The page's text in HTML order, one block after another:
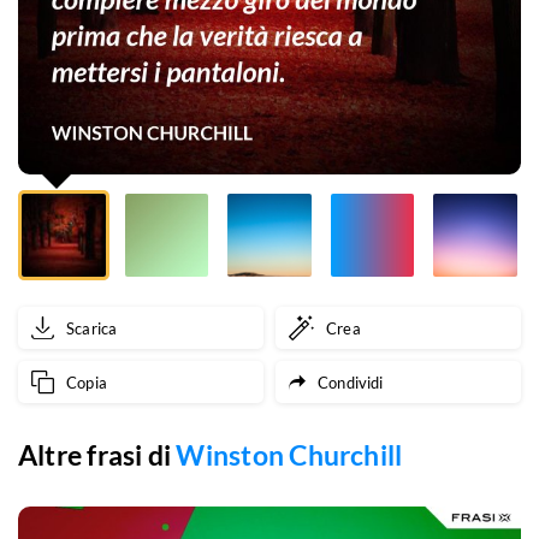
mezzo
giro
del
mondo
prima
che
la
verità
a
mettersi
Scarica Crea
Copia Condividi
Altre frasi diWinston Churchill